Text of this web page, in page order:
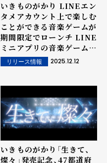
いきものがかり LINEエン
タメアカウント上で楽しむ
ことができる音楽ゲームが
期間限定でローンチ LINE
ミニアプリの音楽ゲームが
アーティストと協業するの
は初の取り組み
リリース情報 2025.12.12
いきものがかり「生きて、
燦々」発売記念、47都道府